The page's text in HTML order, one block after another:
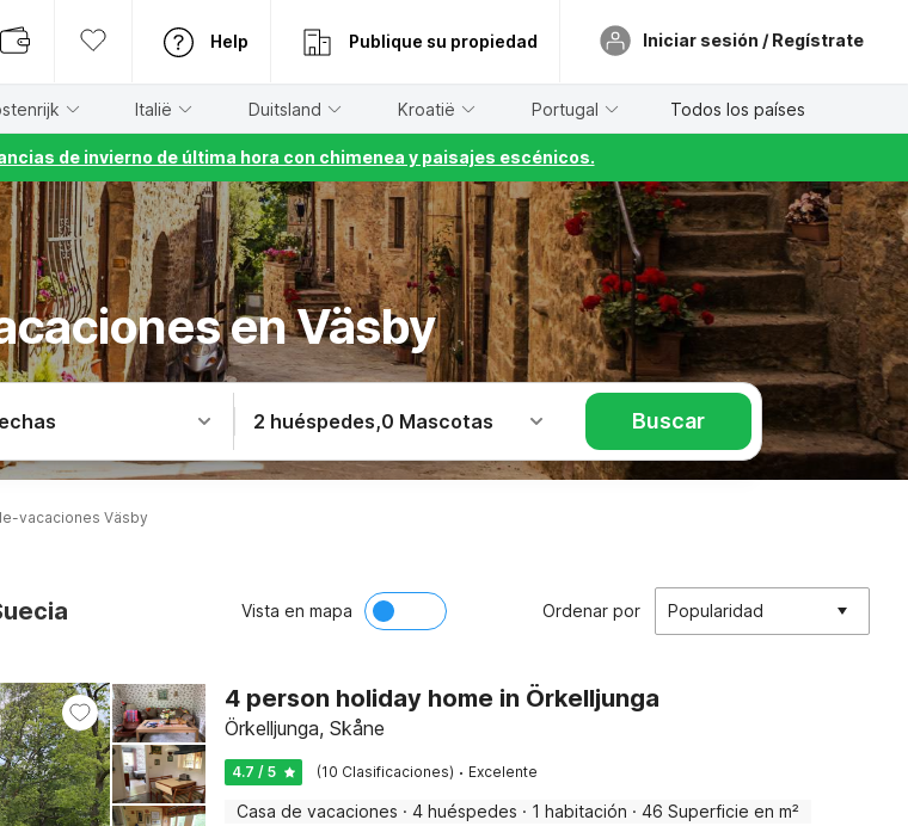
Help Publique su propiedad Iniciar sesión / Regístrate
Italië Duitsland Kroatië Portugal Todos los países
de invierno de última hora con chimenea y paisajes escénicos.
en Väsby
2 huéspedes,0 Mascotas Buscar
vacaciones Väsby
Vista en mapa Ordenar por Popularidad
4 person holiday home in Örkelljunga
Örkelljunga, Skåne
4.7 / 5 (10 Clasificaciones) · Excelente
Casa de vacaciones · 4 huéspedes · 1 habitación · 46 Superficie en m²